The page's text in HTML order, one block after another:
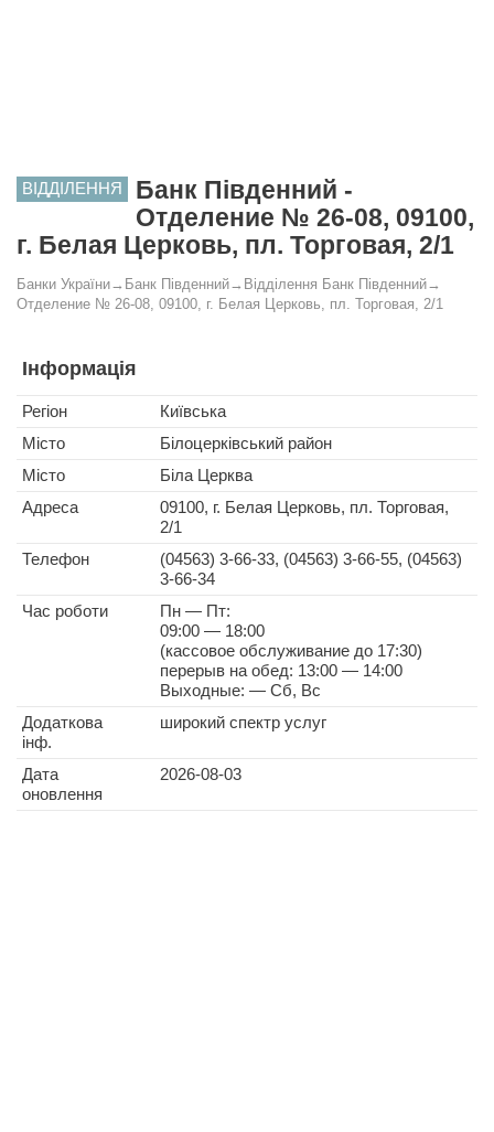
ВІДДІЛЕННЯ
Банк Південний -
Отделение № 26-08, 09100,
г. Белая Церковь, пл. Торговая, 2/1
Банки України→ Банк Південний→ Відділення Банк Південний→
Отделение № 26-08, 09100, г. Белая Церковь, пл. Торговая, 2/1
Інформація
Регіон
Київська
Місто
Білоцерківський район
Місто
Біла Церква
Адреса
09100, г. Белая Церковь, пл. Торговая,
2/1
Телефон
(04563) 3-66-33, (04563) 3-66-55, (04563)
3-66-34
Час роботи
Пн — Пт:
09:00 — 18:00
(кассовое обслуживание до 17:30)
перерыв на обед: 13:00 — 14:00
Выходные: — Сб, Вс
Додаткова
інф.
широкий спектр услуг
Дата
оновлення
2026-08-03